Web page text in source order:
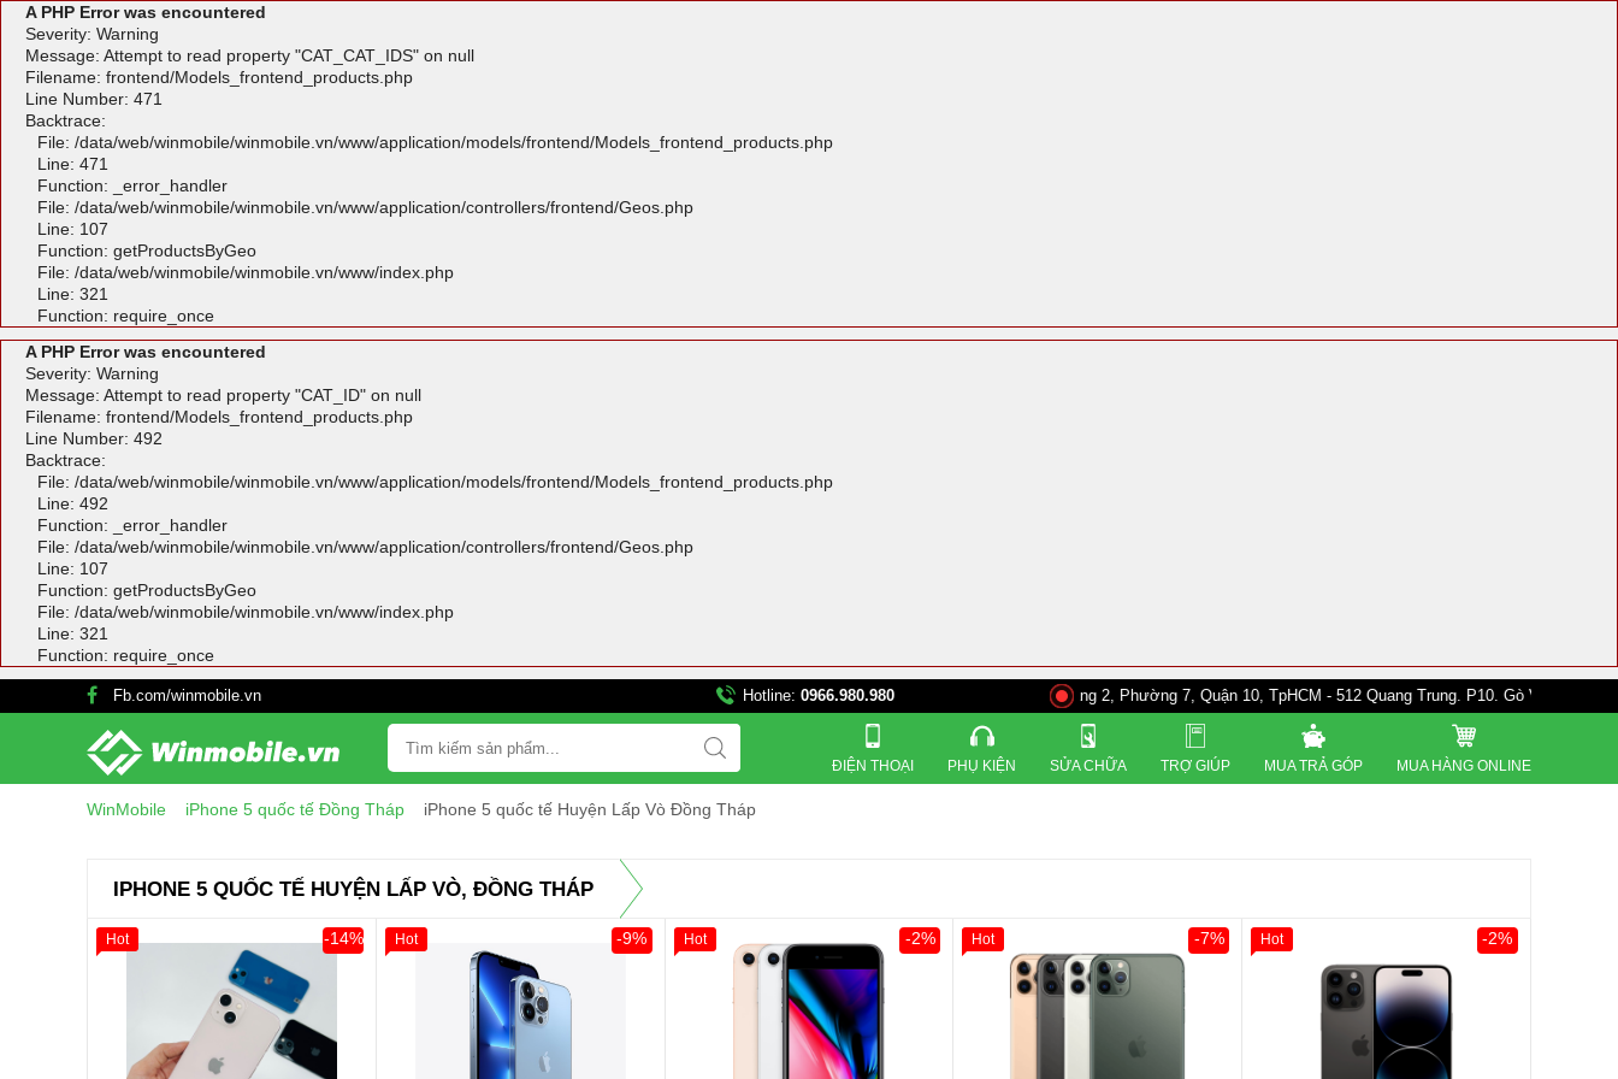
A PHP Error was encountered
Severity: Warning
Message: Attempt to read property "CAT_CAT_IDS" on null
Filename: frontend/Models_frontend_products.php
Line Number: 471
Backtrace:
File: /data/web/winmobile/winmobile.vn/www/application/models/frontend/Models_frontend_products.php
Line: 471
Function: _error_handler
File: /data/web/winmobile/winmobile.vn/www/application/controllers/frontend/Geos.php
Line: 107
Function: getProductsByGeo
File: /data/web/winmobile/winmobile.vn/www/index.php
Line: 321
Function: require_once
A PHP Error was encountered
Severity: Warning
Message: Attempt to read property "CAT_ID" on null
Filename: frontend/Models_frontend_products.php
Line Number: 492
Backtrace:
File: /data/web/winmobile/winmobile.vn/www/application/models/frontend/Models_frontend_products.php
Line: 492
Function: _error_handler
File: /data/web/winmobile/winmobile.vn/www/application/controllers/frontend/Geos.php
Line: 107
Function: getProductsByGeo
File: /data/web/winmobile/winmobile.vn/www/index.php
Line: 321
Function: require_once
Fb.com/winmobile.vn Hotline: 0966.980.980821 Đường 3 tháng 2, Phường 7, Quận 10, TpHCM - 512 Quang Trung. P10. Gò Vấp - 528A Trường
ĐIỆN THOẠI PHỤ KIỆN SỬA CHỮA TRỢ GIÚP MUA TRẢ GÓP MUA HÀNG ONLINE
WinMobile iPhone 5 quốc tế Đồng Tháp iPhone 5 quốc tế Huyện Lấp Vò Đồng Tháp
IPHONE 5 QUỐC TẾ HUYỆN LẤP VÒ, ĐỒNG THÁP
Giảm 100.000đ
Khách Hàng
Tặng
-14%
Hot -9%
Hot
Giảm 100.000đ
Khách Hàng
Thân Thiết
-2%
Hot
Giảm 100.000đ
Khách Hàng
Thân Thiết
-7%
Hot -2%
Hot